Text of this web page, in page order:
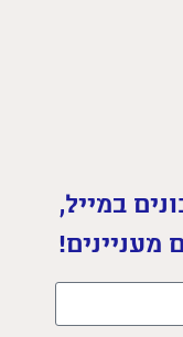
במייל,
מעניינים!